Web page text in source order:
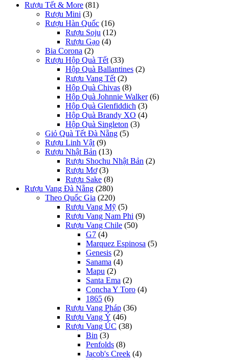
Rượu Tết & More (81)
Rượu Mini (3)
Rượu Hàn Quốc (16)
Rượu Soju (12)
Rượu Gạo (4)
Bia Corona (2)
Rượu Hộp Quà Tết (33)
Hộp Quà Ballantines (2)
Rượu Vang Tết (2)
Hộp Quà Chivas (8)
Hộp Quà Johnnie Walker (6)
Hộp Quà Glenfiddich (3)
Hộp Quà Brandy XO (4)
Hộp Quà Singleton (3)
Giỏ Quà Tết Đà Nẵng (5)
Rượu Linh Vật (9)
Rượu Nhật Bản (13)
Rượu Shochu Nhật Bản (2)
Rượu Mơ (3)
Rượu Sake (8)
Rượu Vang Đà Nẵng (280)
Theo Quốc Gia (220)
Rượu Vang Mỹ (5)
Rượu Vang Nam Phi (9)
Rượu Vang Chile (50)
G7 (4)
Marquez Espinosa (5)
Genesis (2)
Sanama (4)
Mapu (2)
Santa Ema (2)
Concha Y Toro (4)
1865 (6)
Rượu Vang Pháp (36)
Rượu Vang Ý (46)
Rượu Vang ÚC (38)
Bin (3)
Penfolds (8)
Jacob's Creek (4)